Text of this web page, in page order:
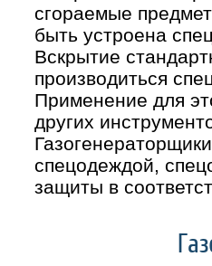
сгораемые
быть устроена
Вскрытие
производиться
Применение для
других
спецодеждой,
защиты в